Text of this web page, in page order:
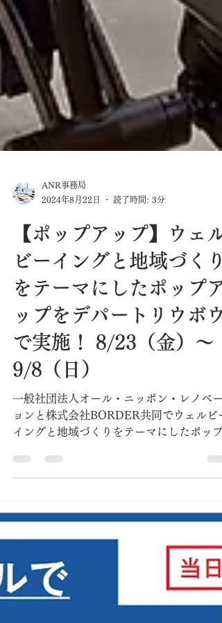
ANR事務局
2024年8月22日
読了時間: 3分
【ポップアップ】ウェル
ビーイングと地域づくり
をテーマにしたポップア
ップをデパートリウボウ
で実施！ 8/23（金）～
9/8（日）
一般社団法人オール・ニッポン・レノベー
ョンと株式会社BORDER共同でウェルビ
イングと地域づくりをテーマにしたポップ
ップがデパートリウボウで実施します！ 新
商品「電動バイク glafit NFR-01 Pro（100